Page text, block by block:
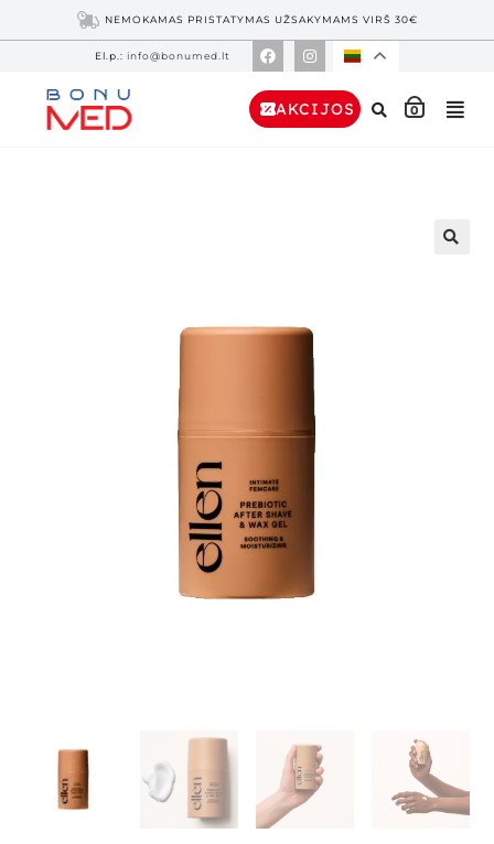
NEMOKAMAS PRISTATYMAS UŽSAKYMAMS VIRŠ 30€
El.p.: info@bonumed.lt
AKCIJOS 0